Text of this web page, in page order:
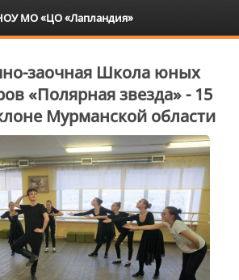
заочная Школа юных
«Полярная звезда» - 15
Мурманской области
МО «ЦО «Лапландия»